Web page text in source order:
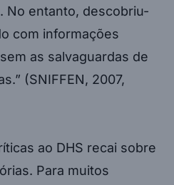
No entanto, descobriu-
com informações
as salvaguardas de
(SNIFFEN, 2007,
ao DHS recai sobre
Para muitos